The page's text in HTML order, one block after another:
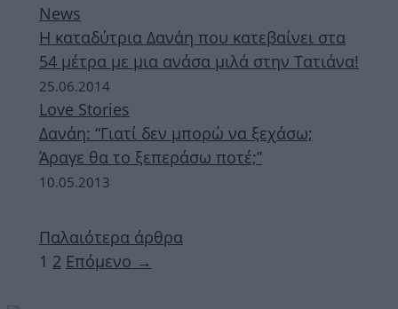
News
Η καταδύτρια Δανάη που κατεβαίνει στα
54 μέτρα με μια ανάσα μιλά στην Τατιάνα!
25.06.2014
Love Stories
Δανάη: “Γιατί δεν μπορώ να ξεχάσω;
Άραγε θα το ξεπεράσω ποτέ;”
10.05.2013
Παλαιότερα άρθρα
Σελίδα
1 Σελίδα
2 Επόμενο →